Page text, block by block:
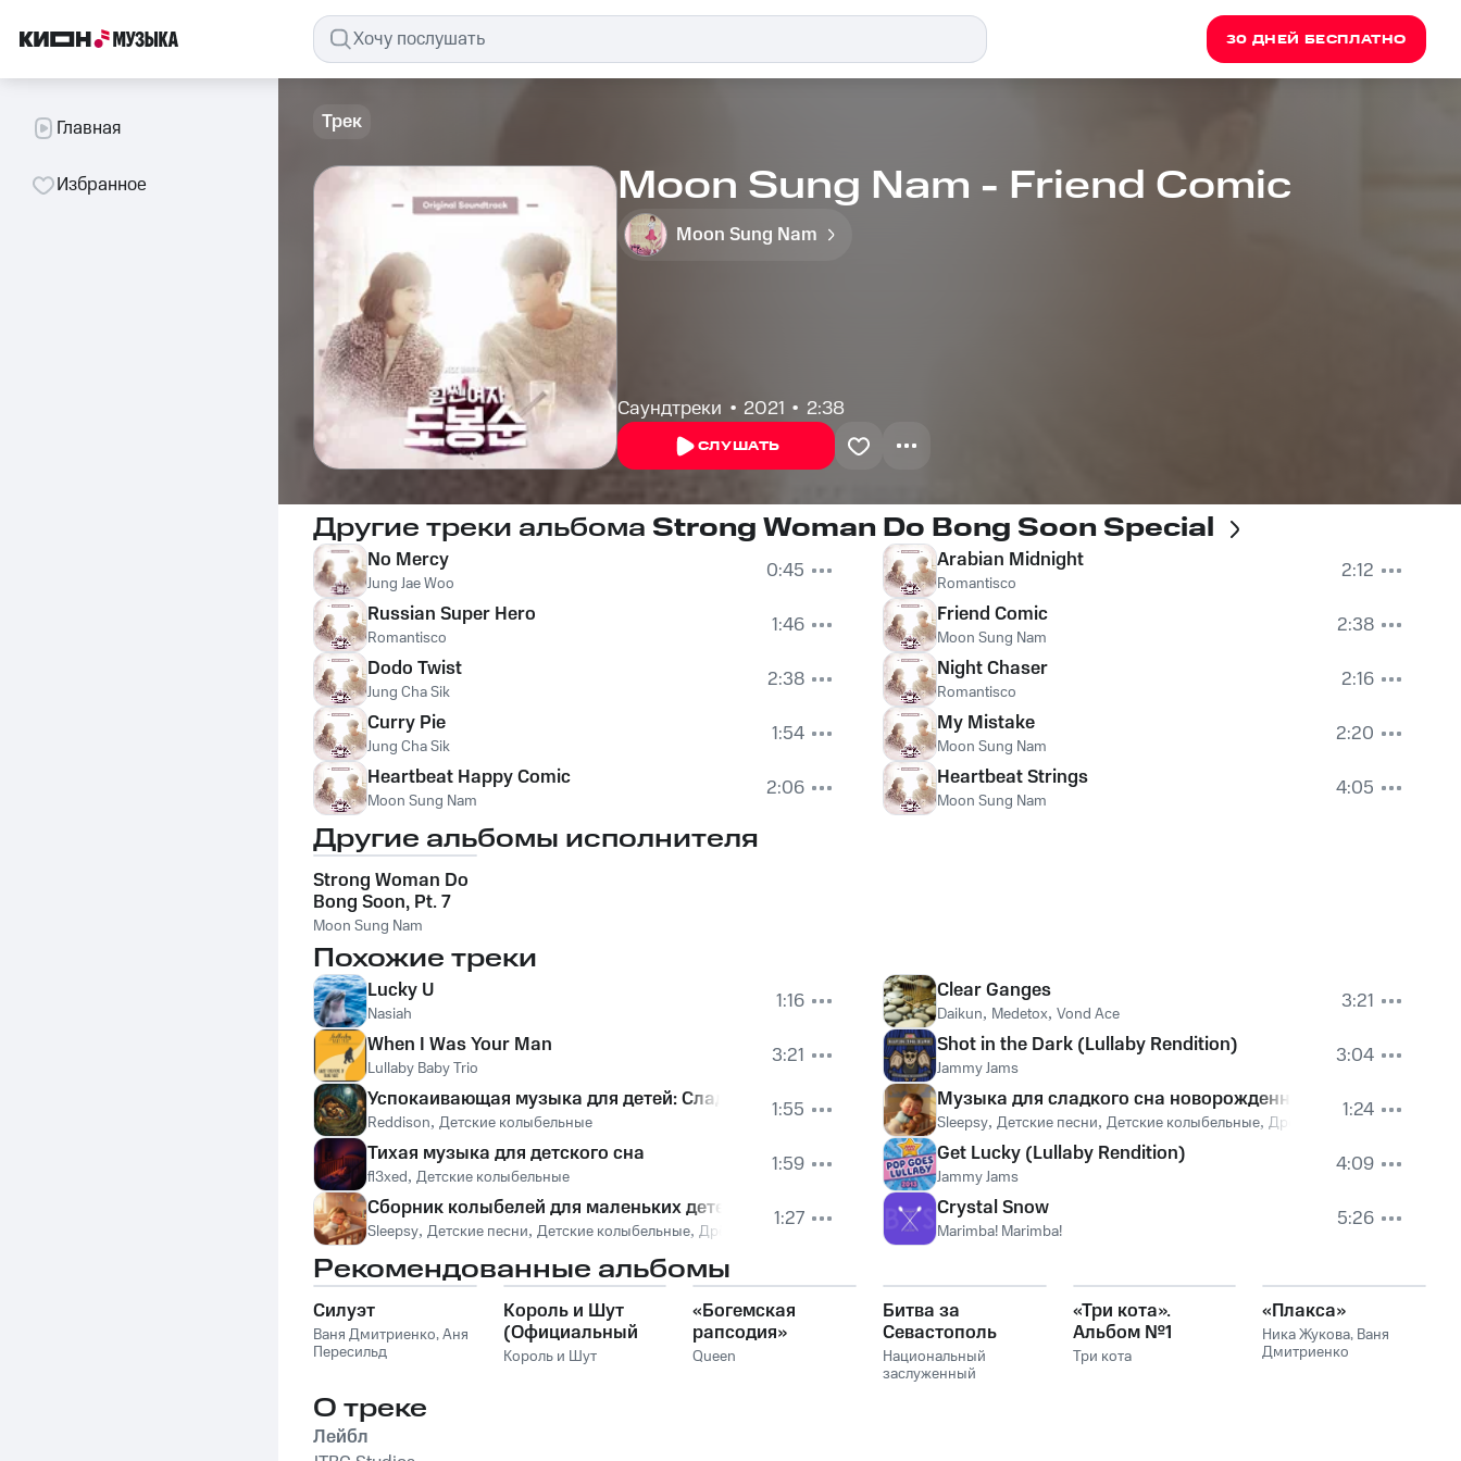
30 ДНЕЙ БЕСПЛАТНО
Главная
Избранное
Трек
Moon Sung Nam - Friend Comic
Moon Sung Nam
Саундтреки 2021 2:38
СЛУШАТЬ
Другие треки альбома Strong Woman Do Bong Soon Special
No Mercy
Jung Jae Woo
0:45
Russian Super Hero
Romantisco
1:46
Dodo Twist
Jung Cha Sik
2:38
Curry Pie
Jung Cha Sik
1:54
Heartbeat Happy Comic
Moon Sung Nam 2:06
Arabian Midnight
Romantisco
2:12
Friend Comic
Moon Sung Nam
2:38
Night Chaser
Romantisco
2:16
My Mistake
Moon Sung Nam
2:20
Heartbeat Strings
Moon Sung Nam 4:05
Другие альбомы исполнителя
Strong Woman Do
Bong Soon, Pt. 7
Moon Sung Nam
Похожие треки
Lucky U
Nasiah
1:16
When I Was Your Man
Lullaby Baby Trio
3:21
Успокаивающая музыка для детей: Сладкий сон и расслабление с рождения
Reddison, Детские колыбельные
1:55
Тихая музыка для детского сна
fl3xed, Детские колыбельные
1:59
Сборник колыбелей для маленьких детей
Sleepsy, Детские песни, Детские колыбельные, Дрёмушка , Музыка для сна младенцев
1:27
Clear Ganges
Daikun, Medetox, Vond Ace
3:21
Shot in the Dark (Lullaby Rendition)
Jammy Jams
3:04
Музыка для сладкого сна новорожденного
Sleepsy, Детские песни, Детские колыбельные, Дрёмушка ,
1:24
Get Lucky (Lullaby Rendition)
Jammy Jams
4:09
Crystal Snow
Marimba! Marimba! 5:26
Рекомендованные альбомы
Силуэт
Ваня Дмитриенко,Аня
Пересильд
Король и Шут
(Официальный
саундтрек), Часть
Король и Шут
«Богемская
рапсодия»
Queen
Битва за
Севастополь
Национальный
заслуженный
«Три кота».
Альбом №1
(саундтрек к
Три кота
«Плакса»
Ника Жукова, Ваня
Дмитриенко
О треке
Лейбл